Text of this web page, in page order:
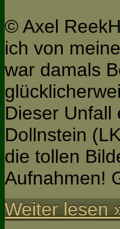
© Axel
ich von
war damals
Dieser Unfall
Dollnstein
die tollen
Aufnahmen!
Weiter lesen